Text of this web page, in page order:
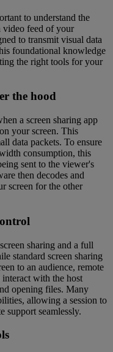
to understand the
video feed of your
to transmit visual data
foundational knowledge
the right tools for your
the hood
a screen sharing app
your screen. This
data packets. To ensure
consumption, this
sent to the viewer's
then decodes and
screen for the other
sharing and a full
standard screen sharing
to an audience, remote
with the host
opening files. Many
allowing a session to
support seamlessly.